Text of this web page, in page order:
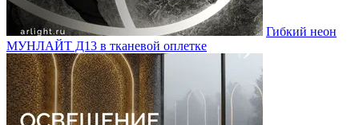
Гибкий неон
МУНЛАЙТ Д13 в тканевой оплетке